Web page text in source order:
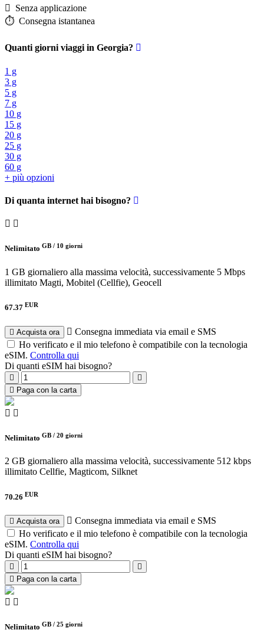
️ Senza applicazione
⏱️️ Consegna istantanea
Quanti giorni viaggi in Georgia?
1 g
3 g
5 g
7 g
10 g
15 g
20 g
25 g
30 g
60 g
+ più opzioni
Di quanta internet hai bisogno?
Nelimitato GB / 10 giorni
1 GB giornaliero alla massima velocità, successivamente 5 Mbps
illimitato Magti, Mobitel (Cellfie), Geocell
67.37 EUR
Acquista ora
Consegna immediata via email e SMS
Ho verificato e il mio telefono è compatibile con la tecnologia
eSIM. Controlla qui
Di quanti eSIM hai bisogno?
Paga con la carta
Nelimitato GB / 20 giorni
2 GB giornaliero alla massima velocità, successivamente 512 kbps
illimitato Cellfie, Magticom, Silknet
70.26 EUR
Acquista ora
Consegna immediata via email e SMS
Ho verificato e il mio telefono è compatibile con la tecnologia
eSIM. Controlla qui
Di quanti eSIM hai bisogno?
Paga con la carta
Nelimitato GB / 25 giorni